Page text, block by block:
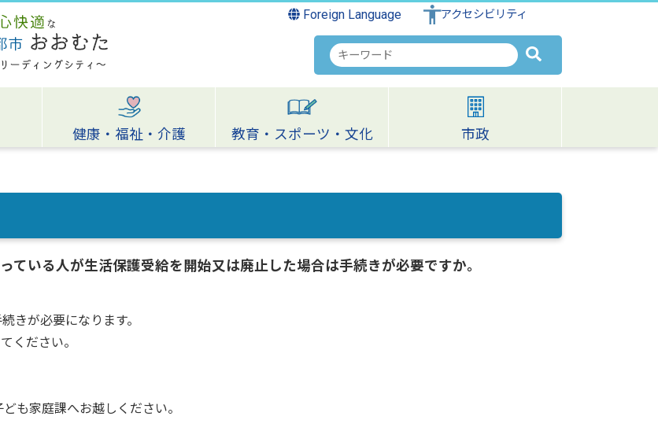
Foreign Language アクセシビリティ
検
索
キ
ワ
ー
健康・福祉・介護 教育・スポーツ・文化 市政
ている人が生活保護受給を開始又は廃止した場合は手続きが必要ですか。
きが必要になります。
ください。
も家庭課へお越しください。